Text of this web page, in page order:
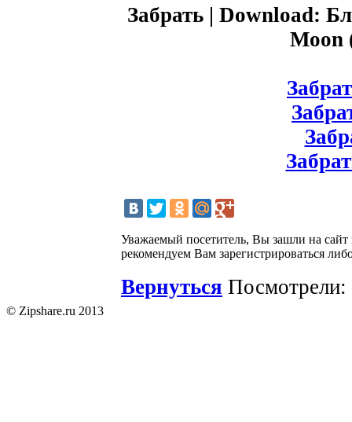
Забрать | Download:
Moon
Уважаемый посетитель, Вы зашли на
рекомендуем Вам зарегистрироваться
Вернуться Посмотрели:
© Zipshare.ru 2013